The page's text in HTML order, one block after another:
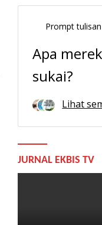
Prompt
Apa
sukai?
Lihat
JURNAL EKBIS TV